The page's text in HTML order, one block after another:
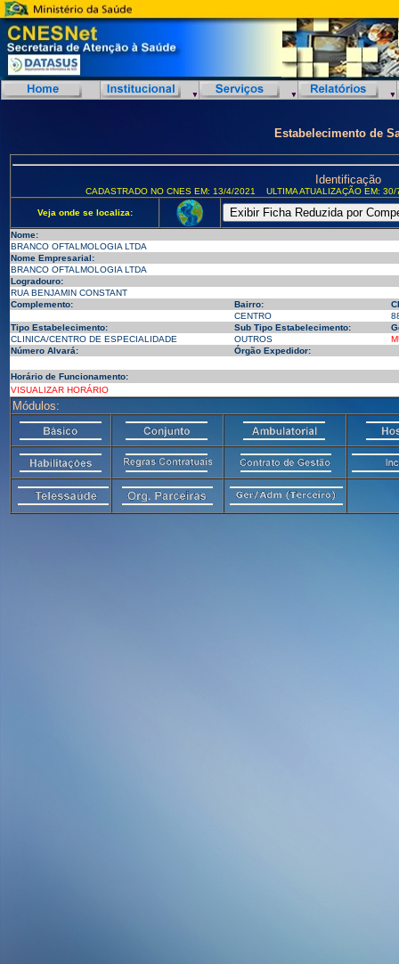
Estabelecimento de
Identificação
CADASTRADO NO CNES EM: 13/4/2021 ULTIMA ATUALIZAÇÃO EM:
Veja onde se localiza:
Nome:
BRANCO OFTALMOLOGIA LTDA
Nome Empresarial:
BRANCO OFTALMOLOGIA LTDA
Logradouro:
RUA BENJAMIN CONSTANT
Complemento:
Bairro:
CENTRO
Tipo Estabelecimento:
Sub Tipo Estabelecimento:
CLINICA/CENTRO DE ESPECIALIDADE
OUTROS
Número Alvará:
Órgão Expedidor:
Horário de Funcionamento:
VISUALIZAR HORÁRIO
Módulos: